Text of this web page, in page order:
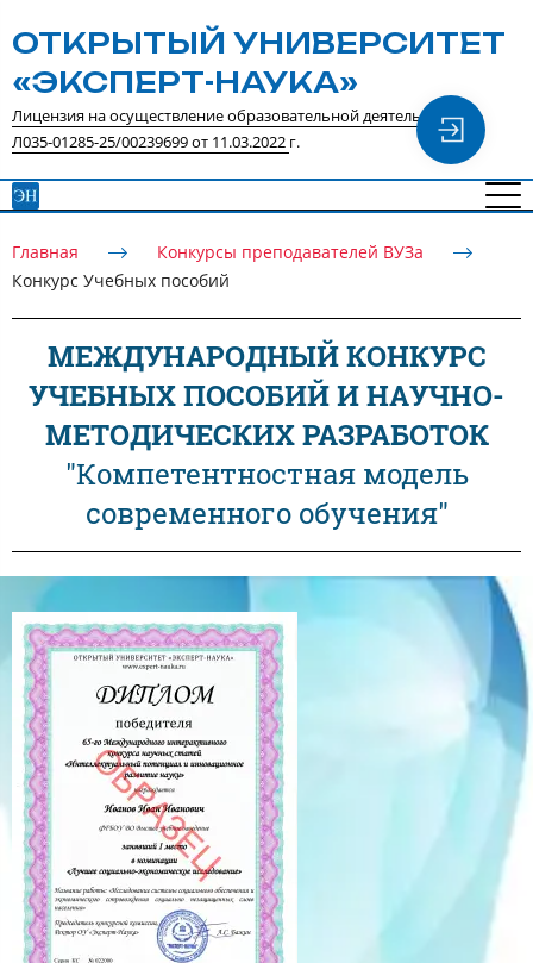
ОТКРЫТЫЙ УНИВЕРСИТЕТ
«ЭКСПЕРТ-НАУКА»
Лицензия на осуществление образовательной деятельности №
Л035-01285-25/00239699 от 11.03.2022 г.
Главная
Конкурсы преподавателей ВУЗа
Конкурс Учебных пособий
МЕЖДУНАРОДНЫЙ КОНКУРС
УЧЕБНЫХ ПОСОБИЙ И НАУЧНО-
МЕТОДИЧЕСКИХ РАЗРАБОТОК
"Компетентностная модель
современного обучения"